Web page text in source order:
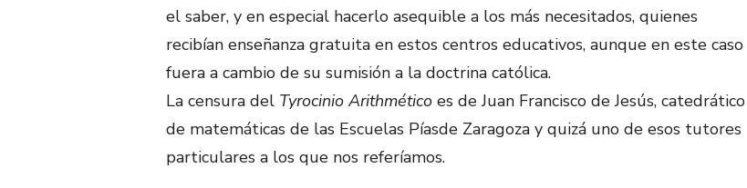
el saber, y en especial hacerlo asequible a los más necesitados, quienes
recibían enseñanza gratuita en estos centros educativos, aunque en este caso
fuera a cambio de su sumisión a la doctrina católica.
La censura del Tyrocinio Arithmético es de Juan Francisco de Jesús, catedrático
de matemáticas de las Escuelas Píasde Zaragoza y quizá uno de esos tutores
particulares a los que nos referíamos.